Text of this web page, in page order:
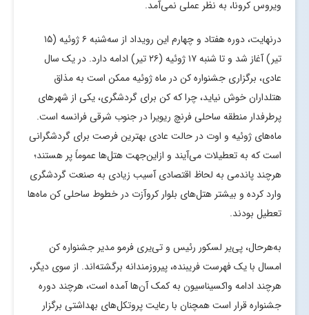
ویروس کرونا، به نظر عملی نمی‌آمد.
درنهایت، دوره هفتاد و چهارم این رویداد از سه‌شنبه ۶ ژوئیه (۱۵
تیر) آغاز شد و تا شنبه ۱۷ ژوئیه (۲۶ تیر) ادامه دارد. در یک سال
عادی، برگزاری جشنواره کن در ماه ژوئیه ممکن است به مذاق
هتلداران خوش نیاید، چرا که کن برای گردشگری، یکی از شهر‌های
پرطرفدار منطقه ساحلی فرنچ ریویرا در جنوب شرقی فرانسه است.
ماه‌های ژوئیه و اوت در حالت عادی بهترین فرصت برای گردشگرانی
است که به تعطیلات می‌آیند و ازاین‌جهت هتل‌ها عموماً پر هستند؛
هرچند پاندمی به لحاظ اقتصادی آسیب زیادی به صنعت گردشگری
وارد کرده و بیشتر هتل‌های بلوار کروآزت در خطوط ساحلی کن ماه‌ها
تعطیل بودند.
به‌هرحال، پی‌یر لسکور رئیس و تی‌یری فرمو مدیر جشنواره کن
امسال با یک فهرست فریبنده، پیروزمندانه برگشته‌اند. از سوی دیگر،
هرچند ادامه واکسیناسیون به کمک آن‌ها آمده است، هرچند دوره
جشنواره قرار است همچنان با رعایت پروتکل‌های بهداشتی برگزار